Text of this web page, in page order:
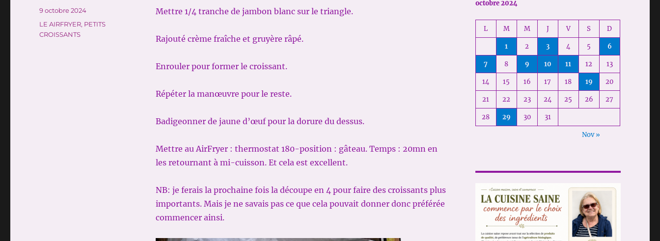
Mettre 1/4 tranche de jambon blanc sur le triangle.
Rajouté crème fraîche et gruyère râpé.
Enrouler pour former le croissant.
Répéter la manœuvre pour le reste.
Badigeonner de jaune d’œuf pour la dorure du dessus.
Mettre au AirFryer : thermostat 180-position : gâteau. Temps : 20mn en
les retournant à mi-cuisson. Et cela est excellent.
NB: je ferais la prochaine fois la découpe en 4 pour faire des croissants plus
importants. Mais je ne savais pas ce que cela pouvait donner donc préférée
commencer ainsi.
Publié
9 octobre 2024
Catégories
LE AIRFRYER, PETITS
CROISSANTS
octobre 2024
L M M J V S D
1 2 3 4 5 6
7 8 9 10 11 12 13
14 15 16 17 18 19 20
21 22 23 24 25 26 27
28 29 30 31
Nov »